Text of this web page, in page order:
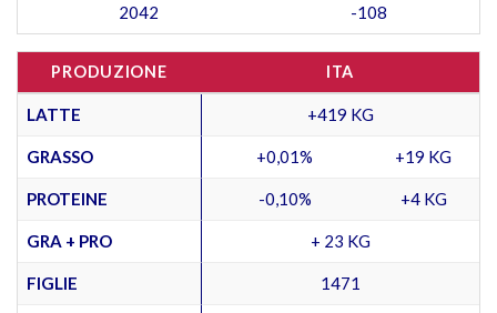
2042 -108
PRODUZIONE ITA
LATTE +419 KG
GRASSO +0,01% +19 KG
PROTEINE -0,10% +4 KG
GRA + PRO + 23 KG
FIGLIE 1471